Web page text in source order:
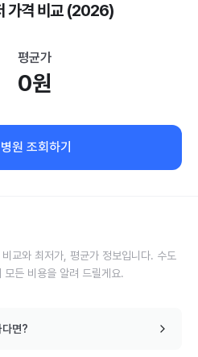
가격 비교 (2026)
평균가
0원
원 조회하기
교와 최저가, 평균가 정보입니다. 수도
든 비용을 알려 드릴게요.
다면?